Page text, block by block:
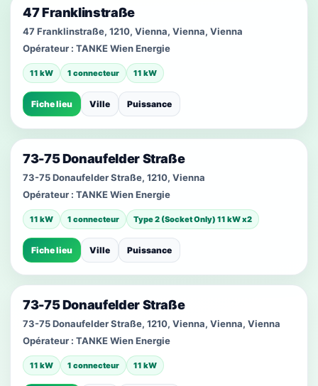
47 Franklinstraße
47 Franklinstraße, 1210, Vienna, Vienna, Vienna
Opérateur : TANKE Wien Energie
11 kW 1 connecteur 11 kW
Fiche lieu Ville Puissance
73-75 Donaufelder Straße
73-75 Donaufelder Straße, 1210, Vienna
Opérateur : TANKE Wien Energie
11 kW 1 connecteur Type 2 (Socket Only) 11 kW x2
Fiche lieu Ville Puissance
73-75 Donaufelder Straße
73-75 Donaufelder Straße, 1210, Vienna, Vienna, Vienna
Opérateur : TANKE Wien Energie
11 kW 1 connecteur 11 kW